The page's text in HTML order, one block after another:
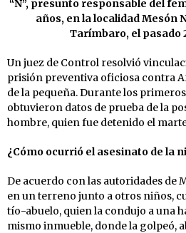
“N”, presunto responsable del
años, en la localidad Mesón
Tarímbaro, el pasado
Un juez de Control resolvió
prisión preventiva oficiosa contra
de la pequeña. Durante los
obtuvieron datos de prueba de la
hombre, quien fue detenido el
¿Cómo ocurrió el asesinato de la
De acuerdo con las autoridades de
en un terreno junto a otros niños,
tío-abuelo, quien la condujo a una
mismo inmueble, donde la golpeó,